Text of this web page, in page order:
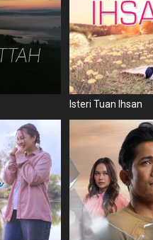
Isteri Tuan Ihsan